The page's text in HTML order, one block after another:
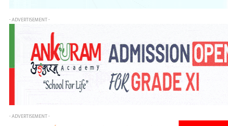
- ADVERTISEMENT -
- ADVERTISEMENT -